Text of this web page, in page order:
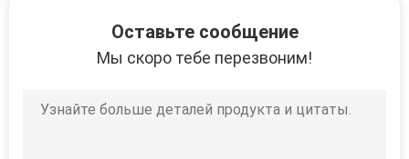
производства
Оставьте сообщение
Мы скоро тебе перезвоним!